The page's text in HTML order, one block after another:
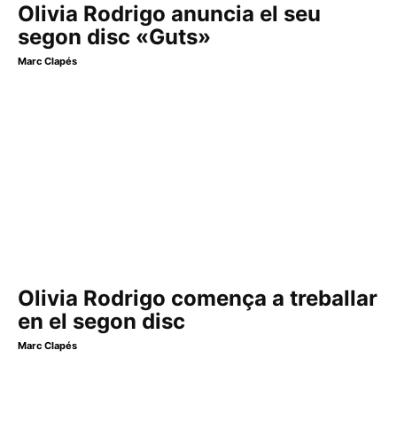
Olivia Rodrigo anuncia el seu
segon disc «Guts»
Marc Clapés
Olivia Rodrigo comença a treballar
en el segon disc
Marc Clapés